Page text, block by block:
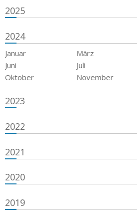
2025
2024
Januar März
Juni
Juli
Oktober
November
2023
2022
2021
2020
2019